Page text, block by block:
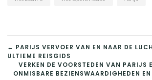
BERICHT
NAVIGATIE
← PARIJS VERVOER VAN EN NAAR DE
ULTIEME REISGIDS
VERKEN DE VOORSTEDEN VAN PARIJS
ONMISBARE BEZIENSWAARDIGHEDEN EN